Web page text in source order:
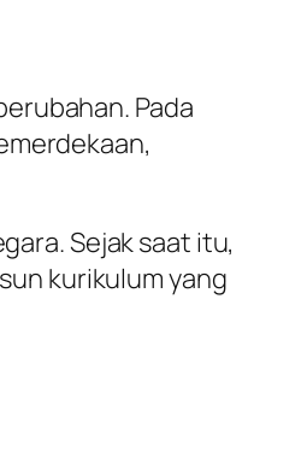
Pada
Sejak saat itu,
kurikulum yang